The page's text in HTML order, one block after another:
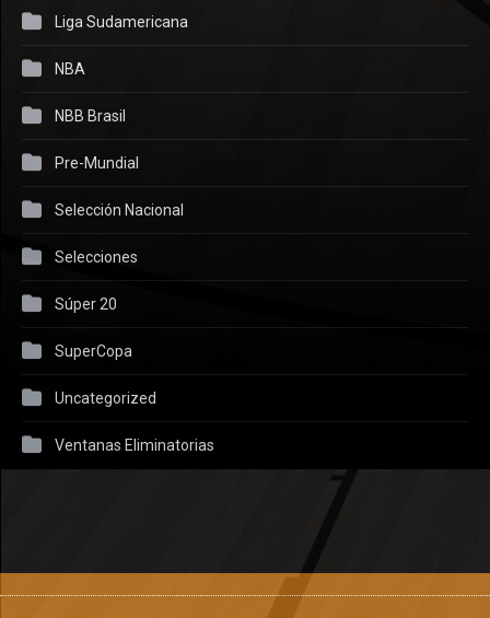
Liga Sudamericana
NBA
NBB Brasil
Pre-Mundial
Selección Nacional
Selecciones
Súper 20
SuperCopa
Uncategorized
Ventanas Eliminatorias